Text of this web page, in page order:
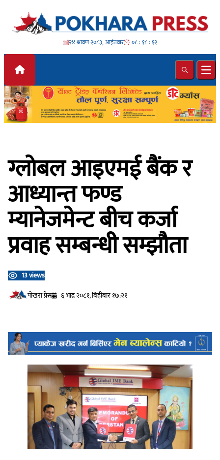
Skip to content
२४ श्रावण २०८३, आईतवार ०८ : १८ : १४
Search
ग्लोबल आइएमई बैंक र
आध्यान्त फण्ड
म्यानेजमेन्ट बीच कर्जा
प्रवाह सम्बन्धी सम्झौता
13 views
प‍ोखरा प्रेस
६ भाद्र २०८१, बिहीबार १७:२१